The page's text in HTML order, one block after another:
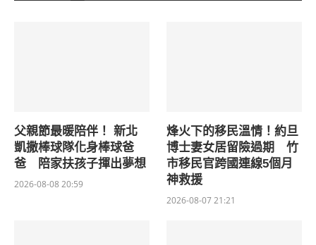
父親節最暖陪伴！ 新北
凱撒棒球隊化身棒球爸
爸 陪家扶孩子揮出夢想
2026-08-08 20:59
烽火下的移民溫情！約旦
博士妻女居留險過期 竹
市移民官跨國連線5個月
神救援
2026-08-07 21:21